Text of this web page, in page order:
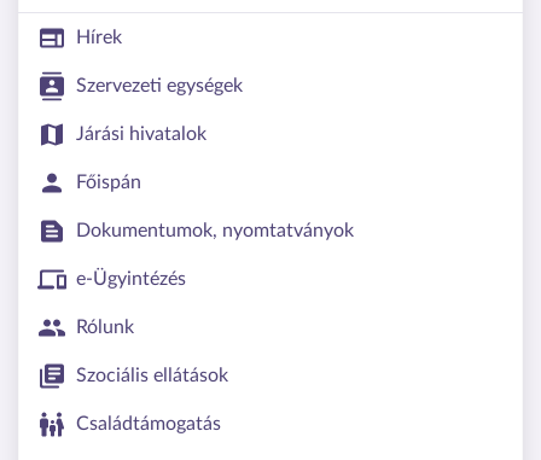
Hírek
Szervezeti egységek
Járási hivatalok
Főispán
Dokumentumok, nyomtatványok
e-Ügyintézés
Rólunk
Szociális ellátások
Családtámogatás